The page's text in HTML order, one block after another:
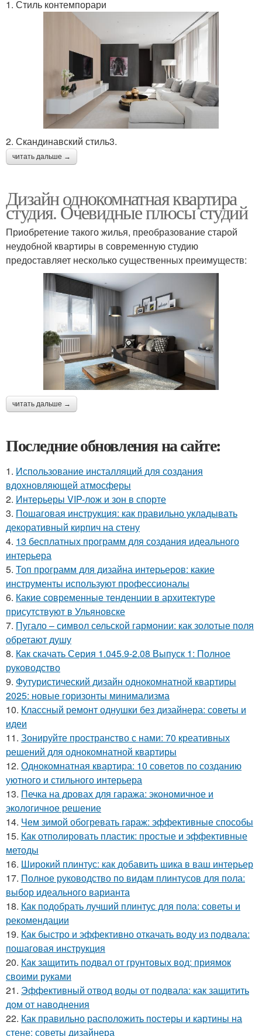
1. Стиль контемпорари
2. Скандинавский стиль3.
читать дальше →
Дизайн однокомнатная квартира
студия. Очевидные плюсы студий
Приобретение такого жилья, преобразование старой
неудобной квартиры в современную студию
предоставляет несколько существенных преимуществ:
читать дальше →
Последние обновления на сайте:
1. Использование инсталляций для создания
вдохновляющей атмосферы
2. Интерьеры VIP-лож и зон в спорте
3. Пошаговая инструкция: как правильно укладывать
декоративный кирпич на стену
4. 13 бесплатных программ для создания идеального
интерьера
5. Топ программ для дизайна интерьеров: какие
инструменты используют профессионалы
6. Какие современные тенденции в архитектуре
присутствуют в Ульяновске
7. Пугало – символ сельской гармонии: как золотые поля
обретают душу
8. Как скачать Серия 1.045.9-2.08 Выпуск 1: Полное
руководство
9. Футуристический дизайн однокомнатной квартиры
2025: новые горизонты минимализма
10. Классный ремонт однушки без дизайнера: советы и
идеи
11. Зонируйте пространство с нами: 70 креативных
решений для однокомнатной квартиры
12. Однокомнатная квартира: 10 советов по созданию
уютного и стильного интерьера
13. Печка на дровах для гаража: экономичное и
экологичное решение
14. Чем зимой обогревать гараж: эффективные способы
15. Как отполировать пластик: простые и эффективные
методы
16. Широкий плинтус: как добавить шика в ваш интерьер
17. Полное руководство по видам плинтусов для пола:
выбор идеального варианта
18. Как подобрать лучший плинтус для пола: советы и
рекомендации
19. Как быстро и эффективно откачать воду из подвала:
пошаговая инструкция
20. Как защитить подвал от грунтовых вод: приямок
своими руками
21. Эффективный отвод воды от подвала: как защитить
дом от наводнения
22. Как правильно расположить постеры и картины на
стене: советы дизайнера